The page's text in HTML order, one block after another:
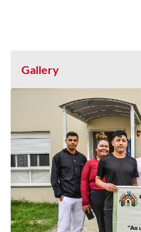
Gallery